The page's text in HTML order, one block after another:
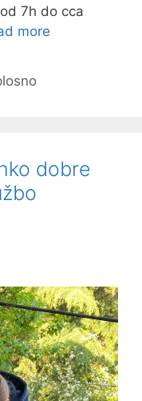
7h do cca
more
dobre